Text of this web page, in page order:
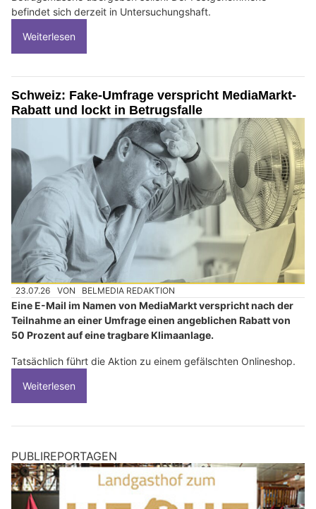
befindet sich derzeit in Untersuchungshaft.
Weiterlesen
Schweiz: Fake-Umfrage verspricht MediaMarkt-
Rabatt und lockt in Betrugsfalle
23.07.26 VON BELMEDIA REDAKTION
Eine E-Mail im Namen von MediaMarkt verspricht nach der
Teilnahme an einer Umfrage einen angeblichen Rabatt von
50 Prozent auf eine tragbare Klimaanlage.
Tatsächlich führt die Aktion zu einem gefälschten Onlineshop.
Weiterlesen
PUBLIREPORTAGEN